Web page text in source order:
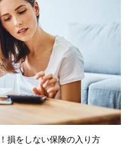
損をしない保険の入り方